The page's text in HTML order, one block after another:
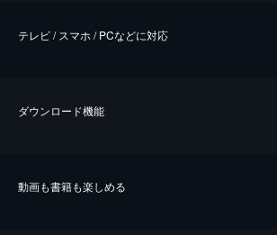
テレビ / スマホ / PCなどに対応
ダウンロード機能
動画も書籍も楽しめる